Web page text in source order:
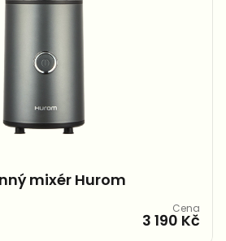
mixér Hurom
Cena
3 190 Kč